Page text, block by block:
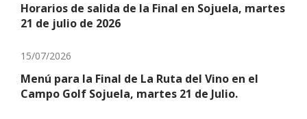
Horarios de salida de la Final en Sojuela, martes
21 de julio de 2026
15/07/2026
Menú para la Final de La Ruta del Vino en el
Campo Golf Sojuela, martes 21 de Julio.